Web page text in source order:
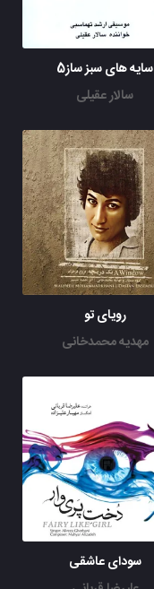
سایه های سبز ساز5
سالار عقیلی
رویای تو
مهدیه محمدخانی
سودای عاشقی